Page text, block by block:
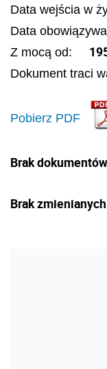
Data wejścia w
Data
Z mocą od:
Dokument traci
Pobierz PDF
Brak
Brak